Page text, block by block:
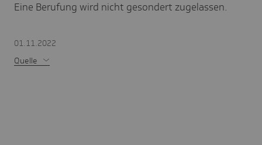
Eine Berufung wird nicht gesondert zugelassen.
01.11.2022
Quelle